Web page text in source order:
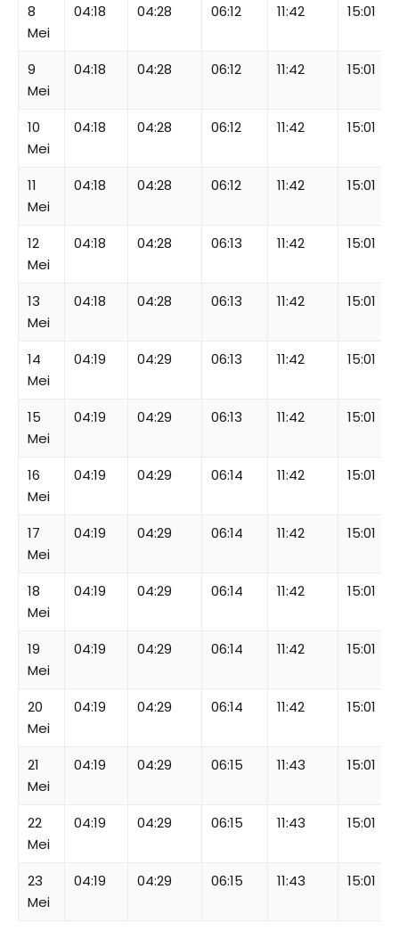
8
Mei
04:18 04:28 06:12 11:42 15:01
9
Mei
04:18 04:28 06:12 11:42 15:01
10
Mei
04:18 04:28 06:12 11:42 15:01
11
Mei
04:18 04:28 06:12 11:42 15:01
12
Mei
04:18 04:28 06:13 11:42 15:01
13
Mei
04:18 04:28 06:13 11:42 15:01
14
Mei
04:19 04:29 06:13 11:42 15:01
15
Mei
04:19 04:29 06:13 11:42 15:01
16
Mei
04:19 04:29 06:14 11:42 15:01
17
Mei
04:19 04:29 06:14 11:42 15:01
18
Mei
04:19 04:29 06:14 11:42 15:01
19
Mei
04:19 04:29 06:14 11:42 15:01
20
Mei
04:19 04:29 06:14 11:42 15:01
21
Mei
04:19 04:29 06:15 11:43 15:01
22
Mei
04:19 04:29 06:15 11:43 15:01
23
Mei
04:19 04:29 06:15 11:43 15:01